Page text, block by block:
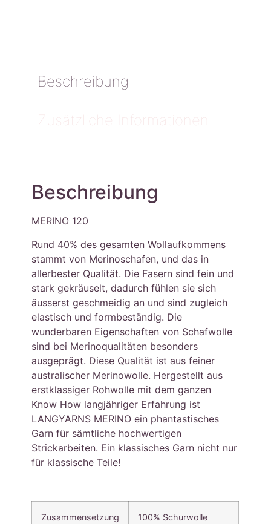
Beschreibung
Zusätzliche Informationen
Beschreibung
MERINO 120
Rund 40% des gesamten Wollaufkommens
stammt von Merinoschafen, und das in
allerbester Qualität. Die Fasern sind fein und
stark gekräuselt, dadurch fühlen sie sich
äusserst geschmeidig an und sind zugleich
elastisch und formbeständig. Die
wunderbaren Eigenschaften von Schafwolle
sind bei Merinoqualitäten besonders
ausgeprägt. Diese Qualität ist aus feiner
australischer Merinowolle. Hergestellt aus
erstklassiger Rohwolle mit dem ganzen
Know How langjähriger Erfahrung ist
LANGYARNS MERINO ein phantastisches
Garn für sämtliche hochwertigen
Strickarbeiten. Ein klassisches Garn nicht nur
für klassische Teile!
Zusammensetzung
100% Schurwolle